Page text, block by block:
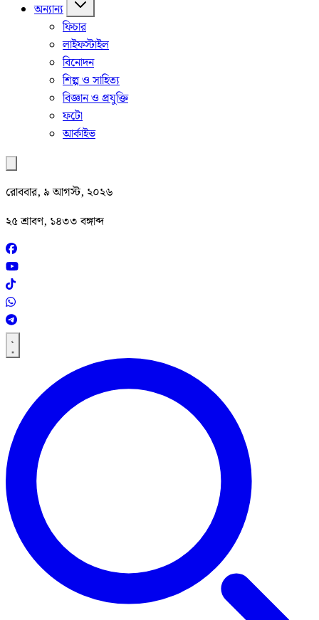
অন্যান্য
ফিচার
লাইফস্টাইল
বিনোদন
শিল্প ও সাহিত্য
বিজ্ঞান ও প্রযুক্তি
ফটো
আর্কাইভ
রোববার, ৯ আগস্ট, ২০২৬
২৫ শ্রাবণ, ১৪৩৩ বঙ্গাব্দ